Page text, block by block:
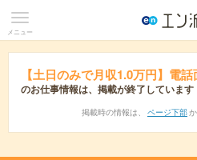
メニュー
【土日のみで月収1.0万円】電
のお仕事情報は、掲載が終了しています
掲載時の情報は、 ページ下部